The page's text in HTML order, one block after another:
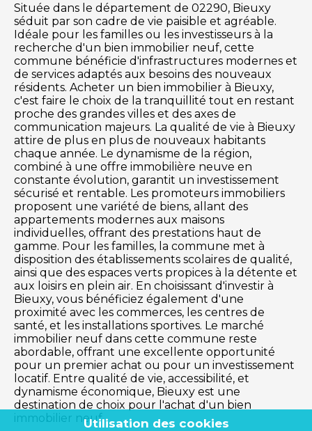
Située dans le département de 02290, Bieuxy
séduit par son cadre de vie paisible et agréable.
Idéale pour les familles ou les investisseurs à la
recherche d'un bien immobilier neuf, cette
commune bénéficie d'infrastructures modernes et
de services adaptés aux besoins des nouveaux
résidents. Acheter un bien immobilier à Bieuxy,
c'est faire le choix de la tranquillité tout en restant
proche des grandes villes et des axes de
communication majeurs. La qualité de vie à Bieuxy
attire de plus en plus de nouveaux habitants
chaque année. Le dynamisme de la région,
combiné à une offre immobilière neuve en
constante évolution, garantit un investissement
sécurisé et rentable. Les promoteurs immobiliers
proposent une variété de biens, allant des
appartements modernes aux maisons
individuelles, offrant des prestations haut de
gamme. Pour les familles, la commune met à
disposition des établissements scolaires de qualité,
ainsi que des espaces verts propices à la détente et
aux loisirs en plein air. En choisissant d'investir à
Bieuxy, vous bénéficiez également d'une
proximité avec les commerces, les centres de
santé, et les installations sportives. Le marché
immobilier neuf dans cette commune reste
abordable, offrant une excellente opportunité
pour un premier achat ou pour un investissement
locatif. Entre qualité de vie, accessibilité, et
dynamisme économique, Bieuxy est une
destination de choix pour l'achat d'un bien
immobilier neuf.Utilisation des cookies